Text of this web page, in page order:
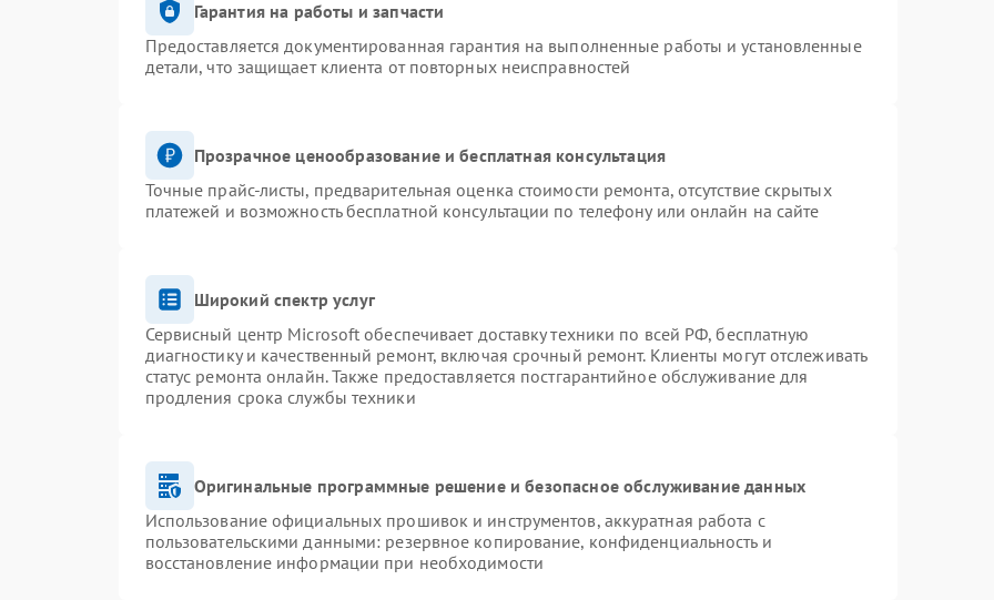
Гарантия на работы и запчасти
Предоставляется документированная гарантия на выполненные работы и установленные
детали, что защищает клиента от повторных неисправностей
Прозрачное ценообразование и бесплатная консультация
Точные прайс-листы, предварительная оценка стоимости ремонта, отсутствие скрытых
платежей и возможность бесплатной консультации по телефону или онлайн на сайте
Широкий спектр услуг
Сервисный центр Microsoft обеспечивает доставку техники по всей РФ, бесплатную
диагностику и качественный ремонт, включая срочный ремонт. Клиенты могут отслеживать
статус ремонта онлайн. Также предоставляется постгарантийное обслуживание для
продления срока службы техники
Оригинальные программные решение и безопасное обслуживание данных
Использование официальных прошивок и инструментов, аккуратная работа с
пользовательскими данными: резервное копирование, конфиденциальность и
восстановление информации при необходимости